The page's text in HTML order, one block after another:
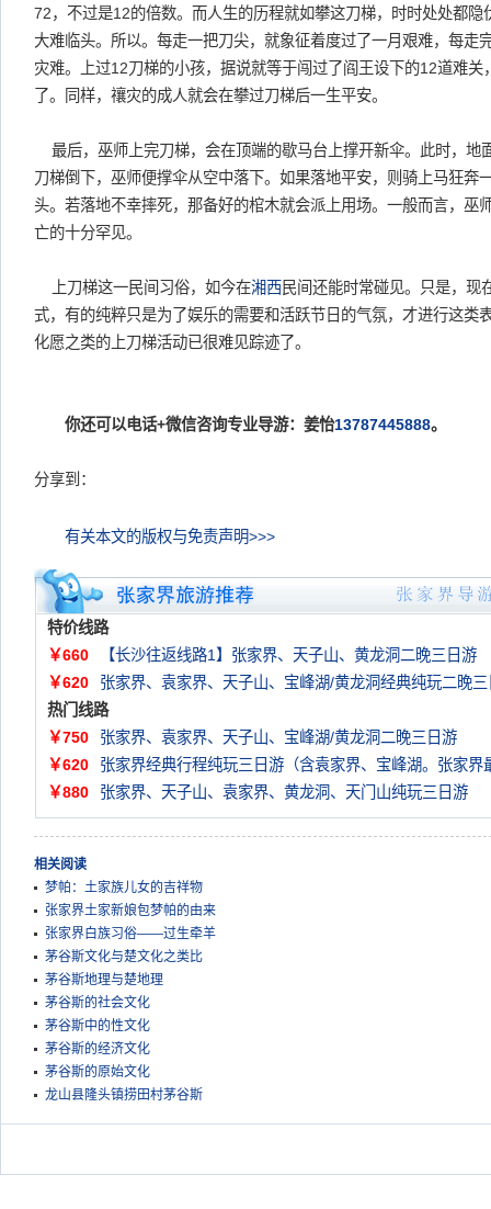
72，不过是12的倍数。而人生的历程就如攀这刀梯，时时处处都隐
大难临头。所以。每走一把刀尖，就象征着度过了一月艰难，每走
灾难。上过12刀梯的小孩，据说就等于闯过了阎王设下的12道难
了。同样，禳灾的成人就会在攀过刀梯后一生平安。
最后，巫师上完刀梯，会在顶端的歇马台上撑开新伞。此时，地
刀梯倒下，巫师便撑伞从空中落下。如果落地平安，则骑上马狂奔
头。若落地不幸摔死，那备好的棺木就会派上用场。一般而言，巫
亡的十分罕见。
上刀梯这一民间习俗，如今在湘西民间还能时常碰见。只是，现
式，有的纯粹只是为了娱乐的需要和活跃节日的气氛，才进行这类
化愿之类的上刀梯活动已很难见踪迹了。
你还可以电话+微信咨询专业导游：姜怡13787445888。
分享到：
有关本文的版权与免责声明>>>
特价线路
￥660
【长沙往返线路1】张家界、天子山、黄龙洞二晚三日游
￥620
张家界、袁家界、天子山、宝峰湖/黄龙洞经典纯玩二晚三
热门线路
￥750
张家界、袁家界、天子山、宝峰湖/黄龙洞二晚三日游
￥620
张家界经典行程纯玩三日游（含袁家界、宝峰湖。张家界
￥880
张家界、天子山、袁家界、黄龙洞、天门山纯玩三日游
相关阅读
梦帕：土家族儿女的吉祥物
张家界土家新娘包梦帕的由来
张家界白族习俗——过生牵羊
茅谷斯文化与楚文化之类比
茅谷斯地理与楚地理
茅谷斯的社会文化
茅谷斯中的性文化
茅谷斯的经济文化
茅谷斯的原始文化
龙山县隆头镇捞田村茅谷斯